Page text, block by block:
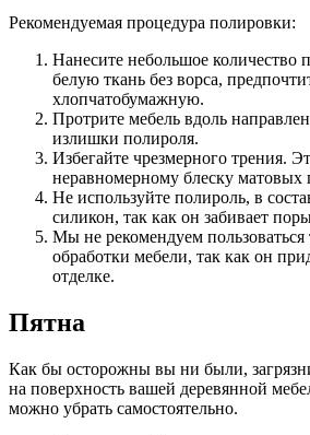
Рекомендуемая процедура полировки:
Нанесите небольшое количество
белую ткань без ворса,
хлопчатобумажную.
Протрите мебель вдоль
излишки полироля.
Избегайте чрезмерного трения.
неравномерному блеску матовых
Не используйте полироль, в
силикон, так как он забивает
Мы не рекомендуем пользоваться
обработки мебели, так как он
отделке.
Пятна
Как бы осторожны вы ни были,
на поверхность вашей деревянной
можно убрать самостоятельно.